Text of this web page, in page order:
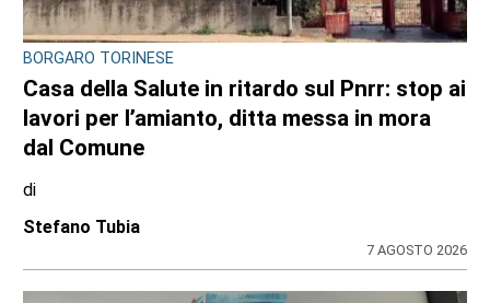
BORGARO TORINESE
Casa della Salute in ritardo sul Pnrr: stop ai
lavori per l’amianto, ditta messa in mora
dal Comune
di
Stefano Tubia
7 AGOSTO 2026